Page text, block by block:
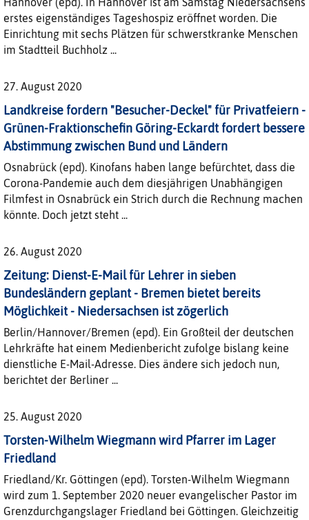
erstes eigenständiges Tageshospiz eröffnet worden. Die
Einrichtung mit sechs Plätzen für schwerstkranke Menschen
im Stadtteil Buchholz ...
27. August 2020
Landkreise fordern "Besucher-Deckel" für Privatfeiern -
Grünen-Fraktionschefin Göring-Eckardt fordert bessere
Abstimmung zwischen Bund und Ländern
Osnabrück (epd). Kinofans haben lange befürchtet, dass die
Corona-Pandemie auch dem diesjährigen Unabhängigen
Filmfest in Osnabrück ein Strich durch die Rechnung machen
könnte. Doch jetzt steht ...
26. August 2020
Zeitung: Dienst-E-Mail für Lehrer in sieben
Bundesländern geplant - Bremen bietet bereits
Möglichkeit - Niedersachsen ist zögerlich
Berlin/Hannover/Bremen (epd). Ein Großteil der deutschen
Lehrkräfte hat einem Medienbericht zufolge bislang keine
dienstliche E-Mail-Adresse. Dies ändere sich jedoch nun,
berichtet der Berliner ...
25. August 2020
Torsten-Wilhelm Wiegmann wird Pfarrer im Lager
Friedland
Friedland/Kr. Göttingen (epd). Torsten-Wilhelm Wiegmann
wird zum 1. September 2020 neuer evangelischer Pastor im
Grenzdurchgangslager Friedland bei Göttingen. Gleichzeitig